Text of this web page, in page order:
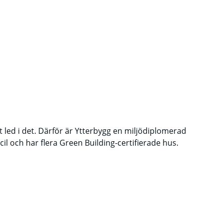
led i det. Därför är Ytterbygg en miljödiplomerad
och har flera Green Building-certifierade hus.